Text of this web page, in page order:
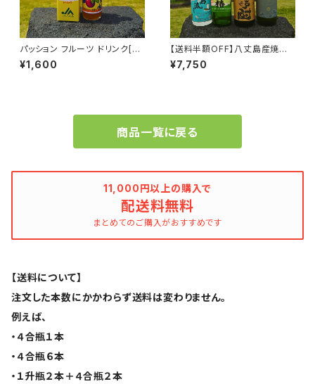
パッション フルーツ ドリンク[60
0ml](ノンアルコール)
¥1,600
【送料半額OFF】八丈島産焼酎４
本おすすめセット② 八丈島酒
造の焼酎をまとめました！
¥7,750
商品一覧に戻る
11,000円以上の購入で
配送料無料
まとめてのご購入がおすすめです
【送料について】
注文した本数にかかわらず送料は変わりません。
例えば、
・４合瓶１本
・４合瓶６本
・１升瓶２本＋４合瓶２本